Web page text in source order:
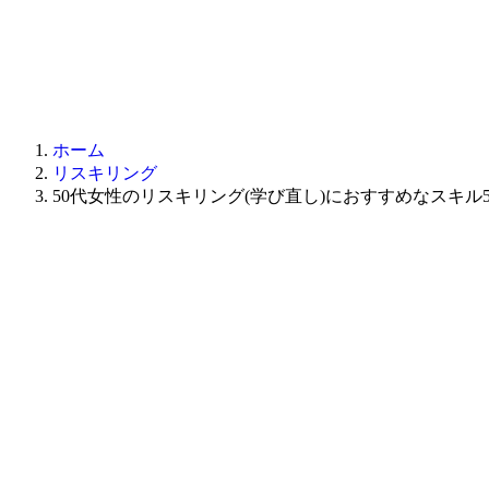
ホーム
リスキリング
50代女性のリスキリング(学び直し)におすすめなスキル